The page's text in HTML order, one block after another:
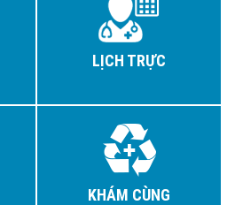
LỊCH TRỰC
KHÁM CÙNG